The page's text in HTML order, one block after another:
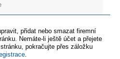
přidat nebo smazat firemní
Nemáte-li ještě účet a přejete
pokračujte přes záložku
.